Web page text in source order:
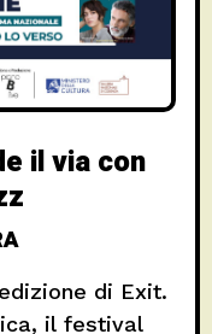
il via con
di Exit.
il festival